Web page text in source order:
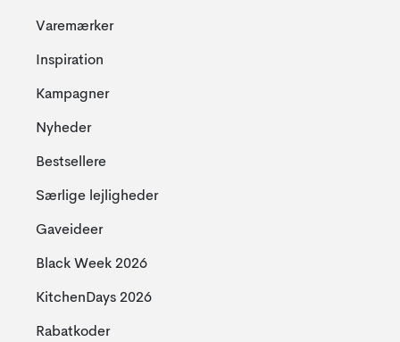
Varemærker
Inspiration
Kampagner
Nyheder
Bestsellere
Særlige lejligheder
Gaveideer
Black Week 2026
KitchenDays 2026
Rabatkoder